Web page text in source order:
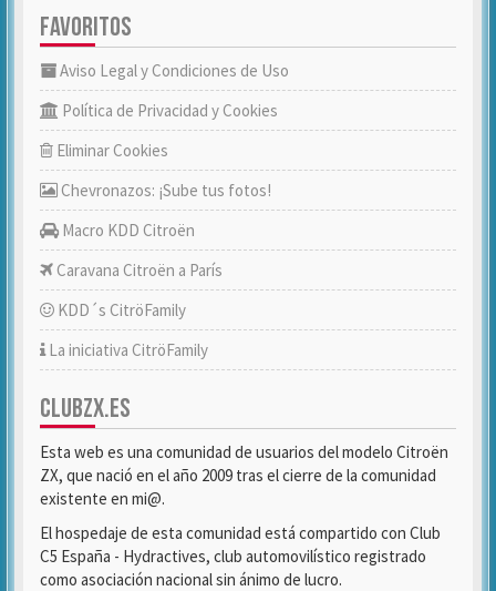
FAVORITOS
Aviso Legal y Condiciones de Uso
Política de Privacidad y Cookies
Eliminar Cookies
Chevronazos: ¡Sube tus fotos!
Macro KDD Citroën
Caravana Citroën a París
KDD´s CitröFamily
La iniciativa CitröFamily
CLUBZX.ES
Esta web es una comunidad de usuarios del modelo Citroën
ZX, que nació en el año 2009 tras el cierre de la comunidad
existente en mi@.
El hospedaje de esta comunidad está compartido con Club
C5 España - Hydractives, club automovilístico registrado
como asociación nacional sin ánimo de lucro.